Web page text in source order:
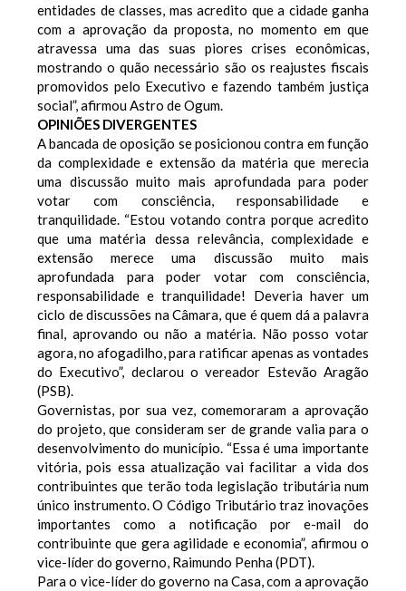
entidades de classes, mas acredito que a cidade ganha
com a aprovação da proposta, no momento em que
atravessa uma das suas piores crises econômicas,
mostrando o quão necessário são os reajustes fiscais
promovidos pelo Executivo e fazendo também justiça
social”, afirmou Astro de Ogum.
OPINIÕES DIVERGENTES
A bancada de oposição se posicionou contra em função
da complexidade e extensão da matéria que merecia
uma discussão muito mais aprofundada para poder
votar com consciência, responsabilidade e
tranquilidade. “Estou votando contra porque acredito
que uma matéria dessa relevância, complexidade e
extensão merece uma discussão muito mais
aprofundada para poder votar com consciência,
responsabilidade e tranquilidade! Deveria haver um
ciclo de discussões na Câmara, que é quem dá a palavra
final, aprovando ou não a matéria. Não posso votar
agora, no afogadilho, para ratificar apenas as vontades
do Executivo”, declarou o vereador Estevão Aragão
(PSB).
Governistas, por sua vez, comemoraram a aprovação
do projeto, que consideram ser de grande valia para o
desenvolvimento do município. “Essa é uma importante
vitória, pois essa atualização vai facilitar a vida dos
contribuintes que terão toda legislação tributária num
único instrumento. O Código Tributário traz inovações
importantes como a notificação por e-mail do
contribuinte que gera agilidade e economia”, afirmou o
vice-líder do governo, Raimundo Penha (PDT).
Para o vice-líder do governo na Casa, com a aprovação